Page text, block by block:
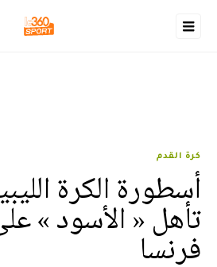
كرة القدم
أسطورة الكرة
تأهل « الأسود »
فرنسا